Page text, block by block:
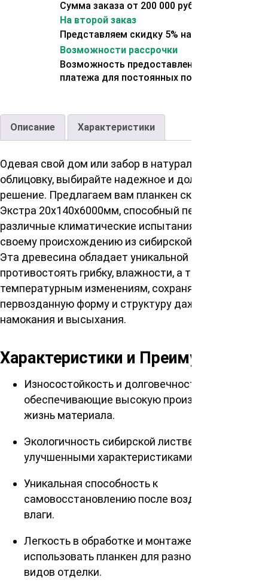
Сумма заказа от 200 000 рублей.
На второй заказ
Представляем скидку 5% на второй заказ
Возможности рассрочки
Возможность предоставления отсрочки
платежа для постоянных покупателей.
Описание Характеристики
Одевая свой дом или забор в натуральную
облицовку, выбирайте надежное и долговечное
решение. Предлагаем вам планкен скошенный сорт
Экстра 20х140х6000мм, способный перенести
различные климатические испытания благодаря
своему происхождению из сибирской лиственницы.
Эта древесина обладает уникальной способностью
противостоять грибку, влажности, а также сильным
температурным изменениям, сохраняя
первозданную форму и структуру даже после
намокания и высыхания.
Характеристики и Преимущества
Износостойкость и долговечность,
обеспечивающие высокую производительную
жизнь материала.
Экологичность сибирской лиственницы с
улучшенными характеристиками прочности.
Уникальная способность к
самовосстановлению после воздействия
влаги.
Легкость в обработке и монтаже, позволяющая
использовать планкен для разнообразных
видов отделки.